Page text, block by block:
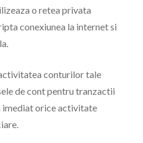
o retea privata
conexiunea la internet si
conturilor tale
de cont pentru tranzactii
imediat orice activitate